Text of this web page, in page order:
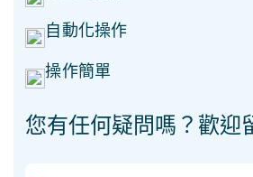
自動化操作
操作簡單
您有任何疑問嗎？歡迎